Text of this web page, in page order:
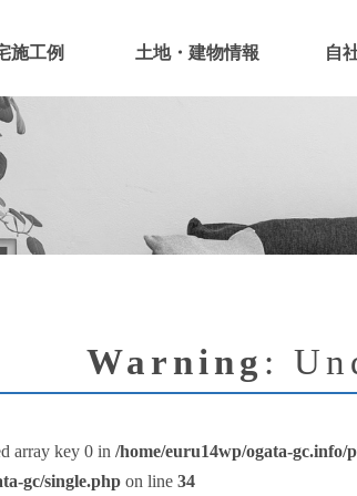
施工例 土地・建物情報 自
Warning :
array key 0 in /home/euru14wp/ogata-
gc/single.php on line 34